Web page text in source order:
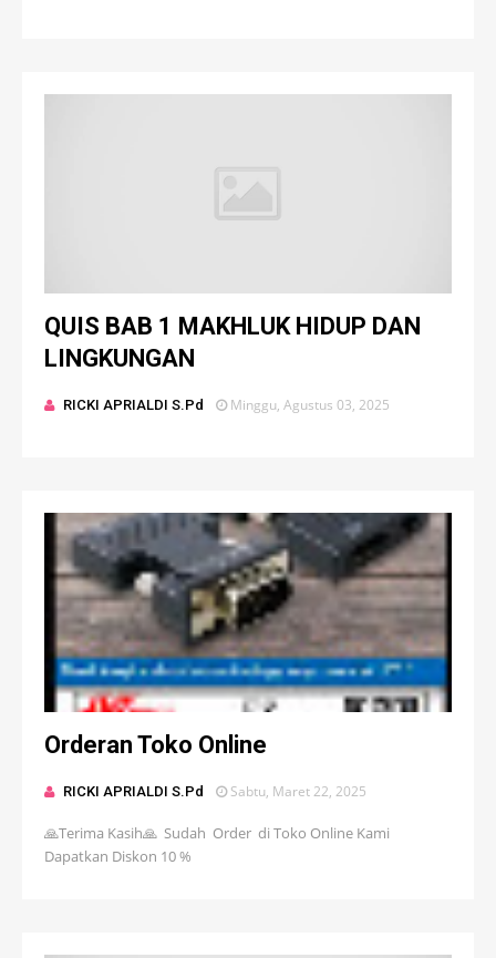
QUIS BAB 1 MAKHLUK HIDUP DAN
LINGKUNGAN
RICKI APRIALDI S.Pd Minggu, Agustus 03, 2025
Orderan Toko Online
RICKI APRIALDI S.Pd Sabtu, Maret 22, 2025
🙏Terima Kasih🙏 Sudah Order di Toko Online Kami
Dapatkan Diskon 10 %